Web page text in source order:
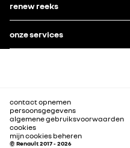
renew reeks
onze services
contact opnemen
persoonsgegevens
algemene gebruiksvoorwaarden
cookies
mijn cookies beheren
© Renault 2017 - 2026